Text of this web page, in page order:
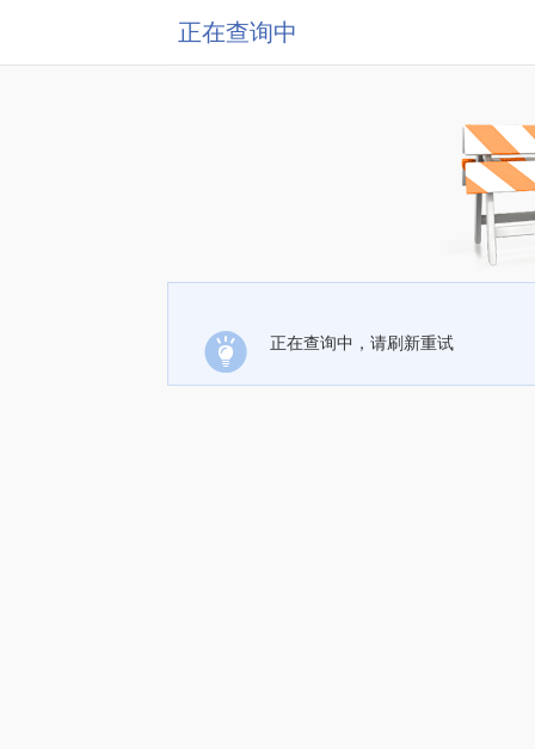
正在查询中
正在查询中，请刷新重试